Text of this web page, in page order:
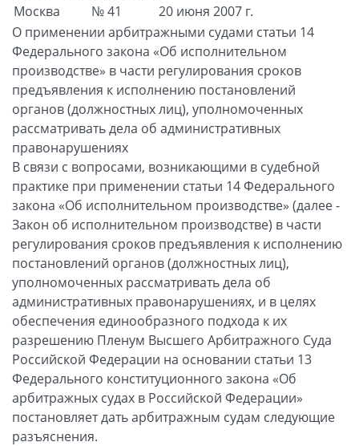
Москва
№ 41
20 июня 2007 г.
О применении арбитражными судами статьи 14
Федерального закона «Об исполнительном
производстве» в части регулирования сроков
предъявления к исполнению постановлений
органов (должностных лиц), уполномоченных
рассматривать дела об административных
правонарушениях
В связи с вопросами, возникающими в судебной
практике при применении статьи 14 Федерального
закона «Об исполнительном производстве» (далее -
Закон об исполнительном производстве) в части
регулирования сроков предъявления к исполнению
постановлений органов (должностных лиц),
уполномоченных рассматривать дела об
административных правонарушениях, и в целях
обеспечения единообразного подхода к их
разрешению Пленум Высшего Арбитражного Суда
Российской Федерации на основании статьи 13
Федерального конституционного закона «Об
арбитражных судах в Российской Федерации»
постановляет дать арбитражным судам следующие
разъяснения.